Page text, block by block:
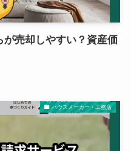
売却しやすい？資産価
ハウスメーカー・工務店